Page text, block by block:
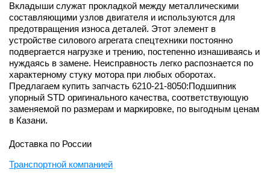
Вкладыши служат прокладкой между металлическими
составляющими узлов двигателя и используются для
предотвращения износа деталей. Этот элемент в
устройстве силового агрегата спецтехники постоянно
подвергается нагрузке и трению, постепенно изнашиваясь и
нуждаясь в замене. Неисправность легко распознается по
характерному стуку мотора при любых оборотах.
Предлагаем купить запчасть 6210-21-8050:Подшипник
упорный STD оригинального качества, соответствующую
заменяемой по размерам и маркировке, по выгодным ценам
в Казани.
Доставка по России
Транспортной компанией